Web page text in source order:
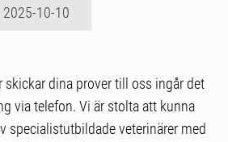
10-10
skickar dina prover till oss ingår det
via telefon. Vi är stolta att kunna
specialistutbildade veterinärer med